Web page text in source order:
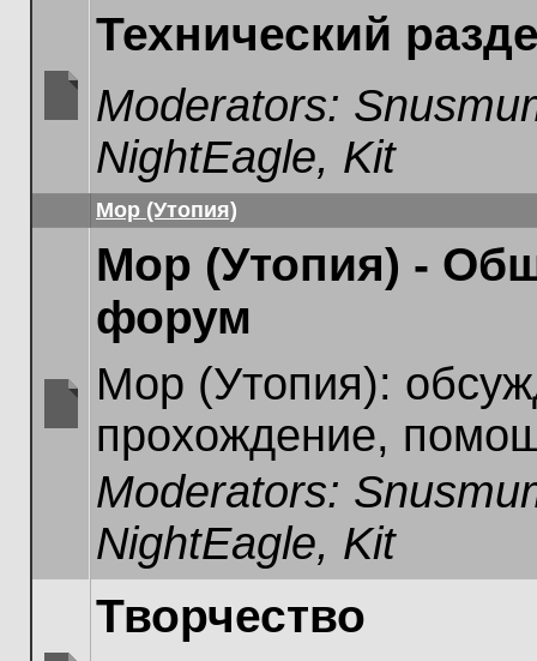
unread
Технический
Moderators:
NightEagle, Kit
Мор (Утопия)
Мор (Утопия) -
форум
Мор (Утопия):
прохождение,
Moderators:
NightEagle, Kit
Творчество